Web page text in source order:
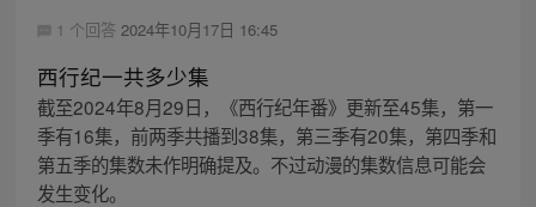
1 个回答 2024年10月17日 16:45
西行纪一共多少集
截至2024年8月29日，《西行纪年番》更新至45集，第一
季有16集，前两季共播到38集，第三季有20集，第四季和
第五季的集数未作明确提及。不过动漫的集数信息可能会
发生变化。